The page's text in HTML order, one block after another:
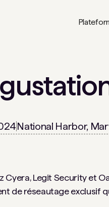
National Harbor,
Cyera, Legit Security et
de réseautage exclusif